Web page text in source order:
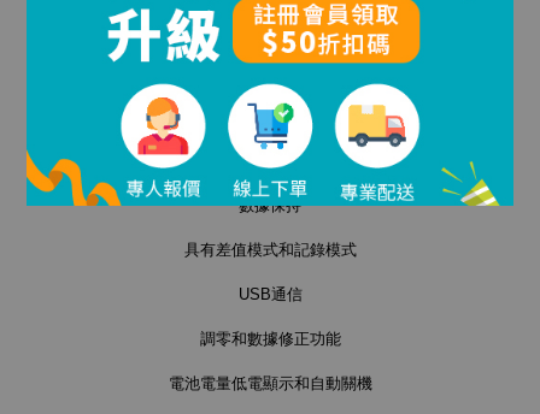
產品特點
超大液晶背光顯示屏
數據保持
具有差值模式和記錄模式
USB通信
調零和數據修正功能
電池電量低電顯示和自動關機